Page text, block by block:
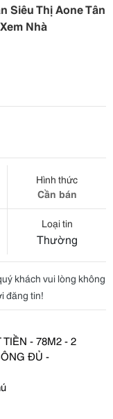
Siêu Thị Aone Tân
Nhà
Hình thức
Cần bán
Loại tin
Thường
khách vui lòng không
đăng tin!
- 78M2 - 2
ĐỦ -